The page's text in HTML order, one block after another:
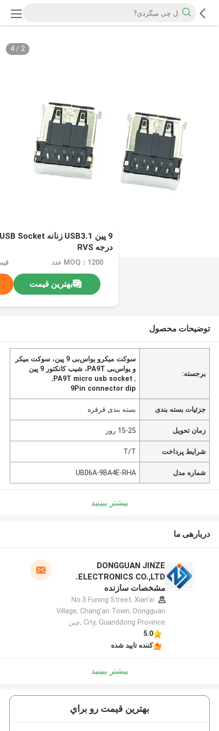
2
/
4
درجه RVS
MOQ：1200 عدد
بهترین قیمت
توضیحات محصول
برجسته:
سوکت میکرو یو‌اس‌بی 9 پین، سوکت میکر
و یو‌اس‌بی PA9T، شیب کانکتور 9 پین
,
PA9T micro usb socket
,
9Pin connector dip
جزئیات بسته بندی بسته بندی قرقره
زمان تحویل 15-25 روز
شرایط پرداخت T/T
شماره مدل UB06A-9BA4E-RHA
بیشتر ببینید
دربارهی ما
DONGGUAN JINZE
ELECTRONICS CO.,LTD.
مشخصات سازنده
No.3 Funing Street, Xian'xi
Village, Chang'an Town, Dongguan
City, Guanddong Province ,چین
5.0
کننده تایید شده
بیشتر ببینید
بهترين قيمت رو براي